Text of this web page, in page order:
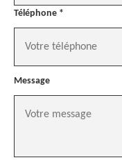
Téléphone *
Message